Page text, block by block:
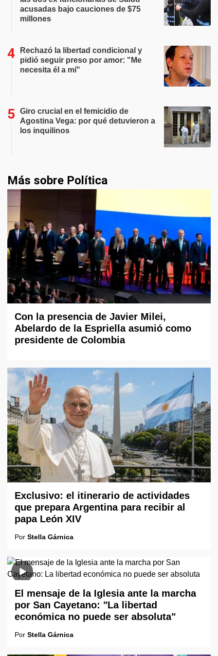
acusadas bajo cauciones de $75
millones
Rechazó la libertad condicional y
pidió seguir preso por amor: "Me
necesita él a mí"
Giro crucial en el femicidio de
Agostina Vega: por qué detuvieron a
los inquilinos
Más sobre Política
Con la presencia de Javier Milei,
Abelardo de la Espriella asumió como
presidente de Colombia
Exclusivo: el itinerario de actividades
que prepara Argentina para recibir al
papa León XIV
Por Stella Gárnica
El mensaje de la Iglesia ante la marcha
por San Cayetano: "La libertad
económica no puede ser absoluta"
Por Stella Gárnica